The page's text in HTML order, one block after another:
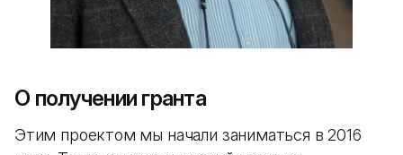
О получении гранта
Этим проектом мы начали заниматься в 2016